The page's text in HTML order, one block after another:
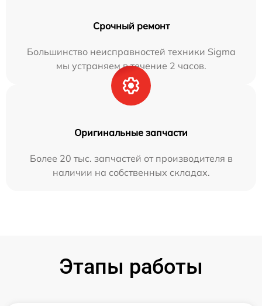
Срочный ремонт
Большинство неисправностей техники Sigma
мы устраняем в течение 2 часов.
Оригинальные запчасти
Более 20 тыс. запчастей от производителя в
наличии на собственных складах.
Этапы работы